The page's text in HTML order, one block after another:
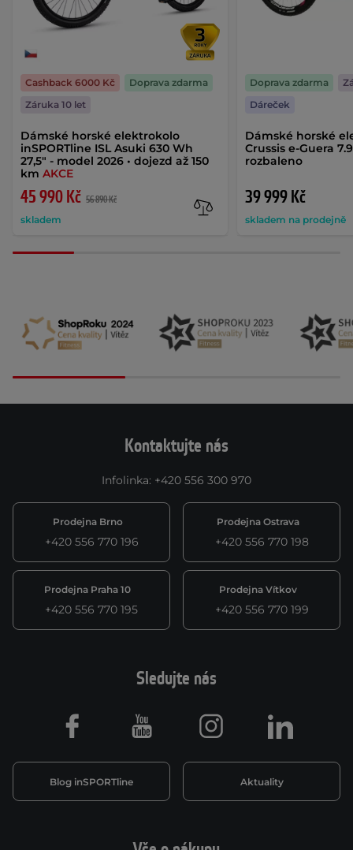
Dámské horské elektrokolo
inSPORTline ISL Asuki 630 Wh
27,5" - model 2026 • dojezd až 150
km AKCE
45 990 Kč 56 890 Kč
skladem
Cashback 6000 Kč
Doprava zdarma
Záruka 10 let
Dámské horské
Crussis e-Guera
rozbaleno
39 999 Kč
skladem na prodejně
Doprava zdarma
Dáreček
Kontaktujte nás
Infolinka: +420 556 300 970
Prodejna Brno
+420 556 770 196
Prodejna Ostrava
+420 556 770 198
Prodejna Praha 10
+420 556 770 195
Prodejna Vítkov
+420 556 770 199
Sledujte nás
Blog inSPORTline Aktuality
Facebook Youtube Instagram LinkedIn